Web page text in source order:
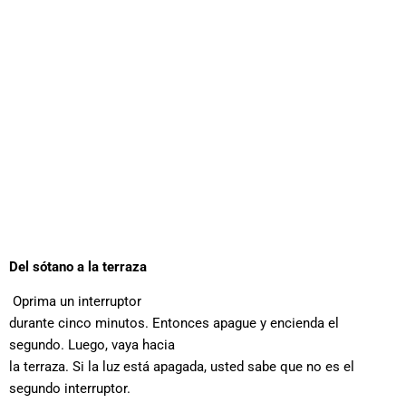
Del sótano a la terraza
Oprima un interruptor
durante cinco minutos. Entonces apague y encienda el
segundo. Luego, vaya hacia
la terraza. Si la luz está apagada, usted sabe que no es el
segundo interruptor.